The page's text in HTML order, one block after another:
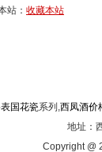
站： 收藏本站
国花瓷系列,西凤酒价
地址：
Copyright @